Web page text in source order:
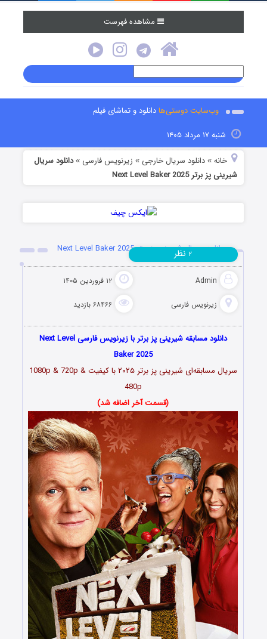
مشاهده فهرست
وب‌سایت دوستی‌هادانلود و تماشای فیلم
شنبه ۱۷ مرداد ۱۴۰۵
خانه »دانلود سریال خارجی » زیرنویس فارسی »دانلود سریال
شیرینی پز برتر Next Level Baker 2025
دانلود سریال شیرینی پز برتر Next Level Baker 2025
Admin ۱۲ فروردین ۱۴۰۵
زیرنویس فارسی ۶۸۴۶۶ بازدید
۲ نظر
دانلود مسابقه شیرینی پز برتر با زیرنویس فارسی Next Level
Baker 2025
سریال مسابقه‌ای شیرینی پز برتر ۲۰۲۵ با کیفیت 1080p & 720p &
480p
(قسمت آخر اضافه شد)